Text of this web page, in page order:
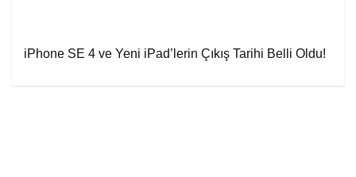
iPhone SE 4 ve Yeni iPad’lerin Çıkış Tarihi Belli Oldu!